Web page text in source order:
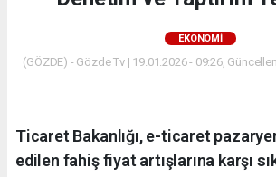
EKONOMI
(GÖZDE) - Gözde Tv | 19.01.2026 - 09:26,
Ticaret Bakanlığı, e-ticaret
edilen fahiş fiyat artışlarına karşı